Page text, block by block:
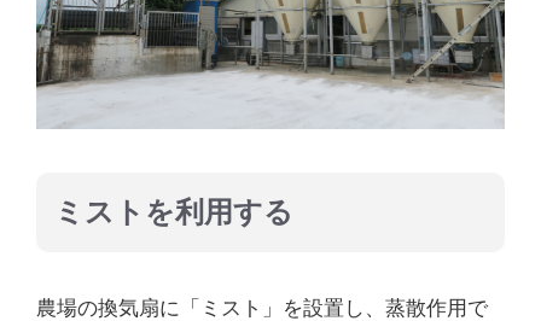
ミストを利用する
農場の換気扇に「ミスト」を設置し、蒸散作用で